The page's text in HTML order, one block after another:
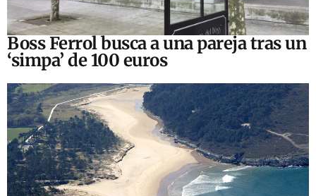
Boss Ferrol busca a una pareja tras un
‘simpa’ de 100 euros